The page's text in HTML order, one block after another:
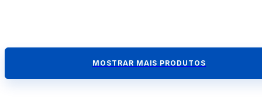
MOSTRAR MAIS PRODUTOS